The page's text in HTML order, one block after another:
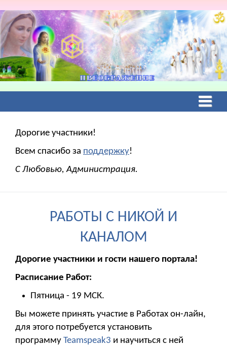
Дорогие участники!
Всем спасибо за поддержку!
С Любовью, Администрация.
РАБОТЫ С НИКОЙ И
КАНАЛОМ
Дорогие участники и гости нашего портала!
Расписание Работ:
Пятница - 19 МСК.
Вы можете принять участие в Работах он-лайн,
для этого потребуется установить
программу Teamspeak3 и научиться с ней